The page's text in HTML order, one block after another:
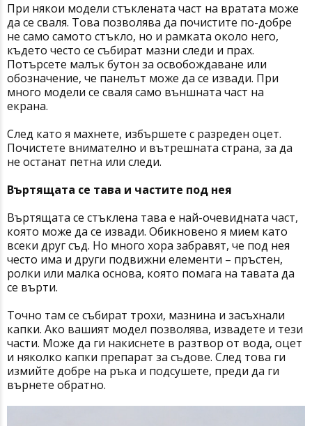
При някои модели стъклената част на вратата може
да се сваля. Това позволява да почистите по-добре
не само самото стъкло, но и рамката около него,
където често се събират мазни следи и прах.
Потърсете малък бутон за освобождаване или
обозначение, че панелът може да се извади. При
много модели се сваля само външната част на
екрана.
След като я махнете, избършете с разреден оцет.
Почистете внимателно и вътрешната страна, за да
не останат петна или следи.
Въртящата се тава и частите под нея
Въртящата се стъклена тава е най-очевидната част,
която може да се извади. Обикновено я мием като
всеки друг съд. Но много хора забравят, че под нея
често има и други подвижни елементи – пръстен,
ролки или малка основа, която помага на тавата да
се върти.
Точно там се събират трохи, мазнина и засъхнали
капки. Ако вашият модел позволява, извадете и тези
части. Може да ги накиснете в разтвор от вода, оцет
и няколко капки препарат за съдове. След това ги
измийте добре на ръка и подсушете, преди да ги
върнете обратно.